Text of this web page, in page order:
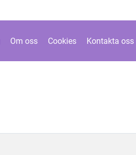
Om oss Cookies Kontakta oss